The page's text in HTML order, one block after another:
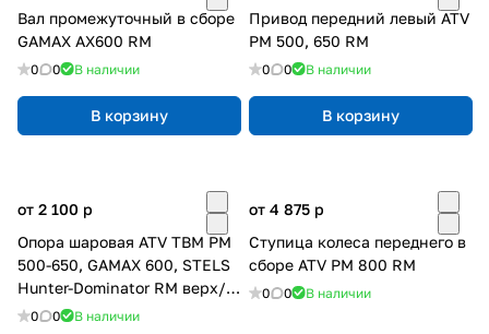
Вал промежуточный в сборе
GAMAX AX600 RM
0 0 В наличии
В корзину
Привод передний левый ATV
РМ 500, 650 RM
0 0 В наличии
В корзину
от 2 100 p
Опора шаровая ATV TBM РМ
500-650, GAMAX 600, STELS
Hunter-Dominator RM верх/
низ
0 0 В наличии
от 4 875 p
Ступица колеса переднего в
сборе ATV РМ 800 RM
0 0 В наличии